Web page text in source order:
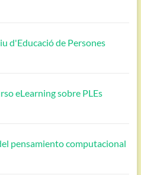
d'Educació de Persones
eLearning sobre PLEs
pensamiento computacional